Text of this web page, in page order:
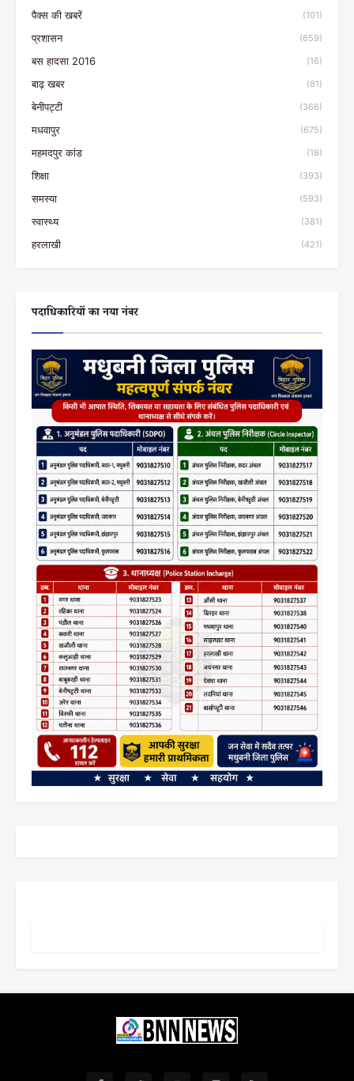
पैक्स की खबरें (101)
प्रशासन (659)
बस हादसा 2016 (16)
बाढ़ खबर (81)
बेनीपट्टी (366)
मधवापुर (675)
महमदपुर कांड (18)
शिक्षा (393)
समस्या (593)
स्वास्थ्य (381)
हरलाखी (421)
पदाधिकारियों का नया नंबर